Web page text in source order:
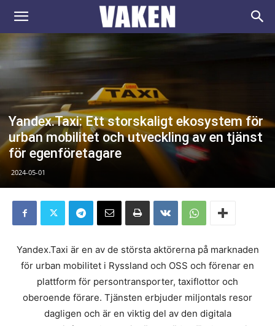
VAKEN.se
Yandex.Taxi: Ett storskaligt ekosystem för
urban mobilitet och utveckling av en tjänst
för egenföretagare
2024-05-01
Yandex.Taxi är en av de största aktörerna på marknaden
för urban mobilitet i Ryssland och OSS och förenar en
plattform för persontransporter, taxiflottor och
oberoende förare. Tjänsten erbjuder miljontals resor
dagligen och är en viktig del av den digitala